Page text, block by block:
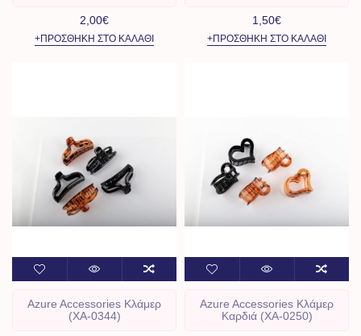
2,00€
+ΠΡΟΣΘΉΚΗ ΣΤΟ ΚΑΛΆΘΙ
1,50€
+ΠΡΟΣΘΉΚΗ ΣΤΟ ΚΑΛΆΘΙ
Azure Accessories Kλάμερ
(ΧΑ-0344)
Azure Accessories Kλάμερ
Καρδιά (ΧΑ-0250)